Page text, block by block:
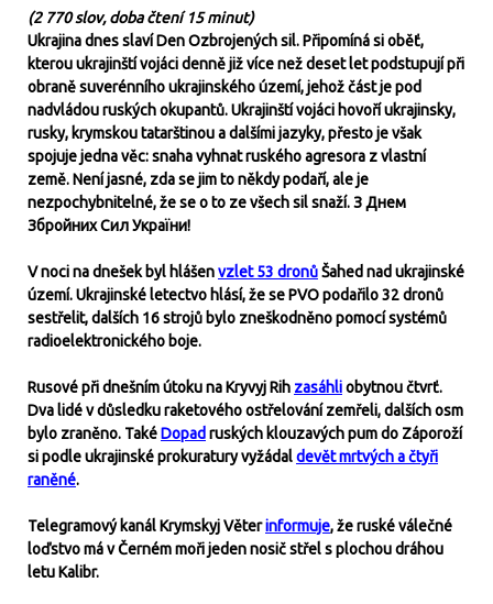
(2 770 slov, doba čtení 15 minut)
Ukrajina dnes slaví Den Ozbrojených sil. Připomíná si oběť,
kterou ukrajinští vojáci denně již více než deset let podstupují při
obraně suverénního ukrajinského území, jehož část je pod
nadvládou ruských okupantů. Ukrajinští vojáci hovoří ukrajinsky,
rusky, krymskou tatarštinou a dalšími jazyky, přesto je však
spojuje jedna věc: snaha vyhnat ruského agresora z vlastní
země. Není jasné, zda se jim to někdy podaří, ale je
nezpochybnitelné, že se o to ze všech sil snaží. З Днем
Збройних Сил України!
V noci na dnešek byl hlášenvzlet 53 dronůŠahed nad ukrajinské
území. Ukrajinské letectvo hlásí, že se PVO podařilo 32 dronů
sestřelit, dalších 16 strojů bylo zneškodněno pomocí systémů
radioelektronického boje.
Rusové při dnešním útoku na Kryvyj Rih zasáhliobytnou čtvrť.
Dva lidé v důsledku raketového ostřelování zemřeli, dalších osm
bylo zraněno. TakéDopad ruských klouzavých pum do Záporoží
si podle ukrajinské prokuratury vyžádaldevět mrtvých a čtyři
raněné.
Telegramový kanál Krymskyj Věterinformuje, že ruské válečné
loďstvo má v Černém moři jeden nosič střel s plochou dráhou
letu Kalibr.